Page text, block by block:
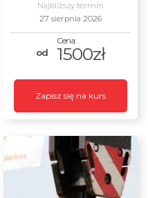
Najbliższy termin
27 sierpnia 2026
1500zł
Zapisz się na kurs